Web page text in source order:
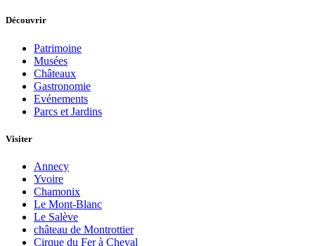
Découvrir
Patrimoine
Musées
Châteaux
Gastronomie
Evénements
Parcs et Jardins
Visiter
Annecy
Yvoire
Chamonix
Le Mont-Blanc
Le Salève
château de Montrottier
Cirque du Fer à Cheval